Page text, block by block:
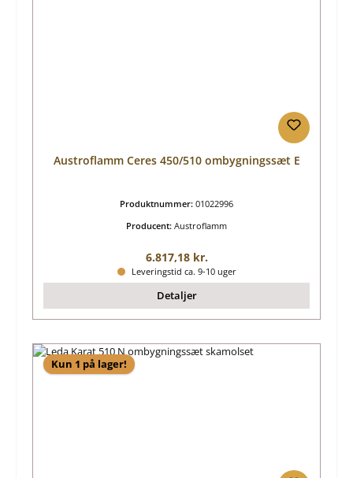
Austroflamm Ceres 450/510 ombygningssæt E
Produktnummer: 01022996
Producent: Austroflamm
Almindelig pris:
6.817,18 kr.
Leveringstid ca. 9-10 uger
Detaljer
Kun 1 på lager!